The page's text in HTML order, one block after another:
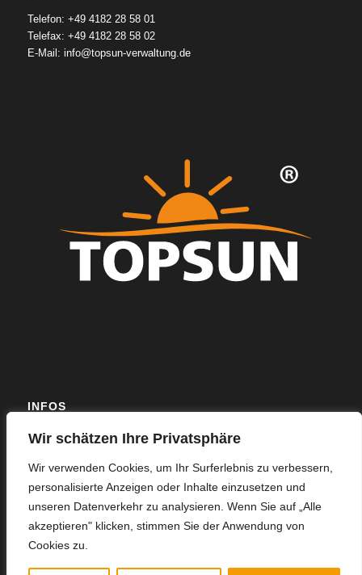
Wir schätzen Ihre Privatsphäre
Wir verwenden Cookies, um Ihr Surferlebnis zu verbessern,
personalisierte Anzeigen oder Inhalte einzusetzen und
unseren Datenverkehr zu analysieren. Wenn Sie auf „Alle
akzeptieren" klicken, stimmen Sie der Anwendung von
Cookies zu.
Telefon: +49 4182 28 58 01
Telefax: +49 4182 28 58 02
E-Mail: info@topsun-verwaltung.de
INFOS
Mit langjähriger Erfahrung und individuell abgestimmten
Betriebsführung Ihrer Photovoltaikanlage.